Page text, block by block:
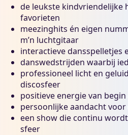
de leukste kindvriendelijke
favorieten
meezinghits én eigen
m’n luchtgitaar
interactieve dansspelletjes
danswedstrijden waarbij
professioneel licht en
discosfeer
positieve energie van
persoonlijke aandacht
een show die continu
sfeer